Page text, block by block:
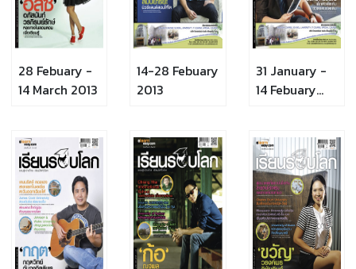
28 Febuary -
14 March 2013
14-28 Febuary
2013
31 January -
14 Febuary